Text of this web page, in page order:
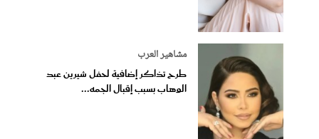
مشاهير العرب
طرح تذاكر إضافية لحفل شيرين عبد
الوهاب بسبب إقبال الجمه...